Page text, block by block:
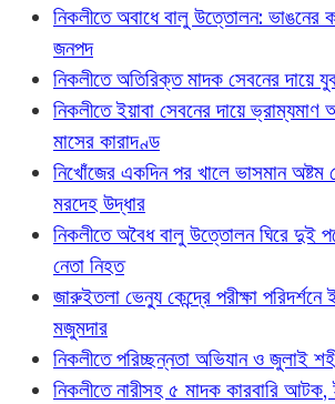
নিকলীতে অবাধে বালু উত্তোলন: ভাঙনের
জনপদ
নিকলীতে অতিরিক্ত মাদক সেবনের দায়ে
নিকলীতে ইয়াবা সেবনের দায়ে
মাসের কারাদণ্ড
নিখোঁজের একদিন পর খালে ভাসমান অষ্টম
মরদেহ উদ্ধার
নিকলীতে অবৈধ বালু উত্তোলন ঘিরে দুই
নেতা নিহত
জারুইতলা ভেন্যু কেন্দ্রে পরীক্ষা
মজুমদার
নিকলীতে পরিচ্ছন্নতা অভিযান ও জুলাই
নিকলীতে নারীসহ ৫ মাদক কারবারি আটক,